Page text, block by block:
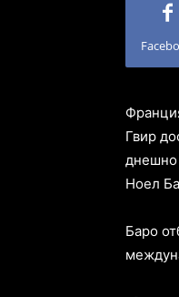
Гвир
днешно
Ноел
Баро